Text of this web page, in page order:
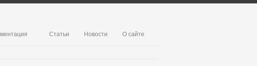
Статьи Новости О сайте